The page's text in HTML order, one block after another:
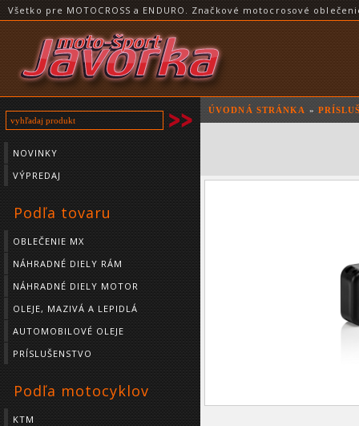
Všetko pre MOTOCROSS a ENDURO. Značkové motocrosové
NOVINKY
VÝPREDAJ
Podľa tovaru
OBLEČENIE MX
NÁHRADNÉ DIELY RÁM
NÁHRADNÉ DIELY MOTOR
OLEJE, MAZIVÁ A LEPIDLÁ
AUTOMOBILOVÉ OLEJE
PRÍSLUŠENSTVO
Podľa motocyklov
KTM
ÚVODNÁ STRÁNKA »